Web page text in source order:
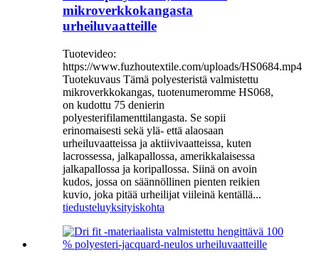
mikroverkkokangasta
urheiluvaatteille
Tuotevideo:
https://www.fuzhoutextile.com/uploads/HS0684.mp4
Tuotekuvaus Tämä polyesteristä valmistettu
mikroverkkokangas, tuotenumeromme HS068,
on kudottu 75 denierin
polyesterifilamenttilangasta. Se sopii
erinomaisesti sekä ylä- että alaosaan
urheiluvaatteissa ja aktiivivaatteissa, kuten
lacrossessa, jalkapallossa, amerikkalaisessa
jalkapallossa ja koripallossa. Siinä on avoin
kudos, jossa on säännöllinen pienten reikien
kuvio, joka pitää urheilijat viileinä kentällä...
tiedusteluyksityiskohta